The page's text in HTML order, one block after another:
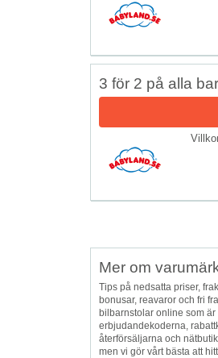
3 för 2 på alla
Mer om
Tips på nedsatta priser,
bonusar, reavaror och fri
bilbarnstolar online som
erbjudandekoderna,
återförsäljarna och
men vi gör vårt bästa att